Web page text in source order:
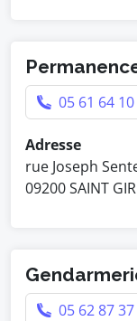
05 61 64 10
Adresse
rue Joseph
09200 SAINT
05 62 87